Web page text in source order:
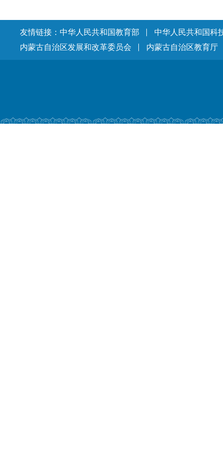
友情链接： 中华人民共和国教育部
中华人民共和国科
内蒙古自治区发展和改革委员会
内蒙古自治区教育厅